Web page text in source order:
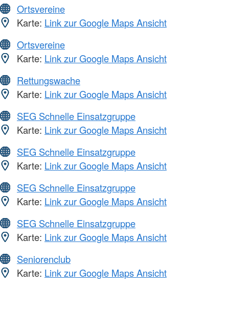
Ortsvereine
Karte: Link zur Google Maps Ansicht
Ortsvereine
Karte: Link zur Google Maps Ansicht
Rettungswache
Karte: Link zur Google Maps Ansicht
SEG Schnelle Einsatzgruppe
Karte: Link zur Google Maps Ansicht
SEG Schnelle Einsatzgruppe
Karte: Link zur Google Maps Ansicht
SEG Schnelle Einsatzgruppe
Karte: Link zur Google Maps Ansicht
SEG Schnelle Einsatzgruppe
Karte: Link zur Google Maps Ansicht
Seniorenclub
Karte: Link zur Google Maps Ansicht